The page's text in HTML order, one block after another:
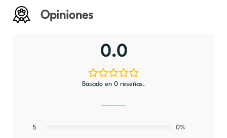
Opiniones
0.0
Basado en 0 reseñas.
5 0%